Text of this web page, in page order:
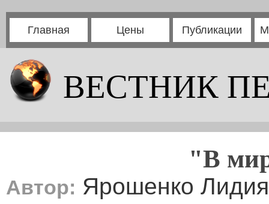
Главная Цены Публикации
ВЕСТНИК
"В
Автор: Ярошенко